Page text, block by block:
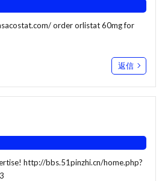
order orlistat 60mg for
返信
http://bbs.51pinzhi.cn/home.php?